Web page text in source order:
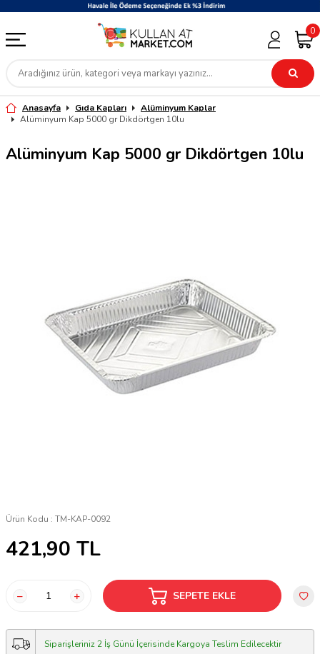
0
Anasayfa Gıda Kapları
Alüminyum Kaplar
Alüminyum Kap 5000 gr Dikdörtgen 10lu
Alüminyum Kap 5000 gr Dikdörtgen 10lu
Ürün Kodu : TM-KAP-0092
421,90 TL
SEPETE EKLE
Siparişleriniz 2 İş Günü İçerisinde Kargoya Teslim Edilecektir